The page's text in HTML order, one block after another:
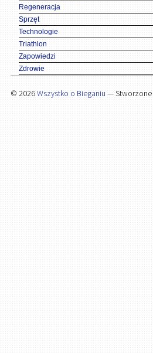
Regeneracja
Sprzęt
Technologie
Triathlon
Zapowiedzi
Zdrowie
© 2026Wszystko o Bieganiu —